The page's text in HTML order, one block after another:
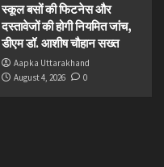
स्कूल बसों की फिटनेस और
दस्तावेजों की होगी नियमित जांच,
डीएम डॉ. आशीष चौहान सख्त
Aapka Uttarakhand
August 4, 2026
0